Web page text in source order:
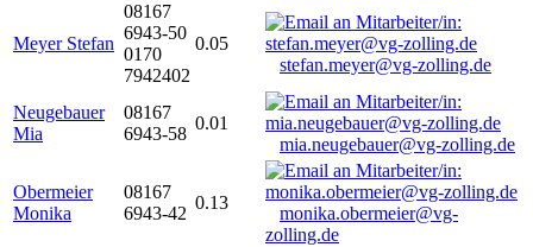
Meyer Stefan
08167
6943-50
0170
7942402
0.05
stefan.meyer@vg-zolling.de
Neugebauer
Mia
08167
6943-58
0.01
mia.neugebauer@vg-zolling.de
Obermeier
Monika
08167
6943-42
0.13
monika.obermeier@vg-
zolling.de